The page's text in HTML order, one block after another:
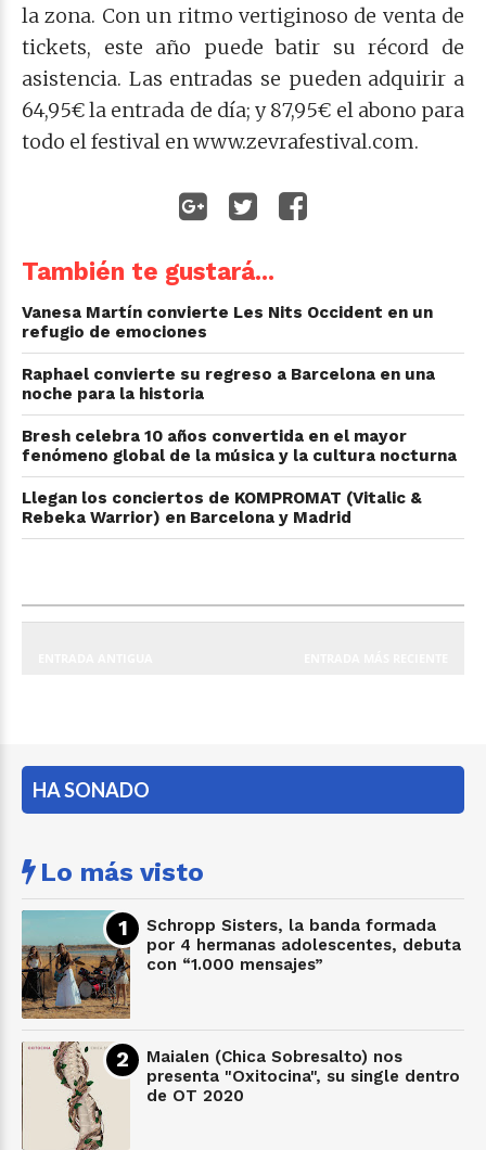
la zona. Con un ritmo vertiginoso de venta de
tickets, este año puede batir su récord de
asistencia. Las entradas se pueden adquirir a
64,95€ la entrada de día; y 87,95€ el abono para
todo el festival en www.zevrafestival.com.
También te gustará...
Vanesa Martín convierte Les Nits Occident en un
refugio de emociones
Raphael convierte su regreso a Barcelona en una
noche para la historia
Bresh celebra 10 años convertida en el mayor
fenómeno global de la música y la cultura nocturna
Llegan los conciertos de KOMPROMAT (Vitalic &
Rebeka Warrior) en Barcelona y Madrid
HA SONADO
Lo más visto
Schropp Sisters, la banda formada
por 4 hermanas adolescentes, debuta
con “1.000 mensajes”
Maialen (Chica Sobresalto) nos
presenta "Oxitocina", su single dentro
de OT 2020